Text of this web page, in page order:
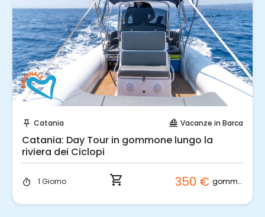
push_pin Catania sailing Vacanze in Barca
Catania: Day Tour in gommone lungo la
riviera dei Ciclopi
timer 1 Giorno shopping_cart 350 € gommone